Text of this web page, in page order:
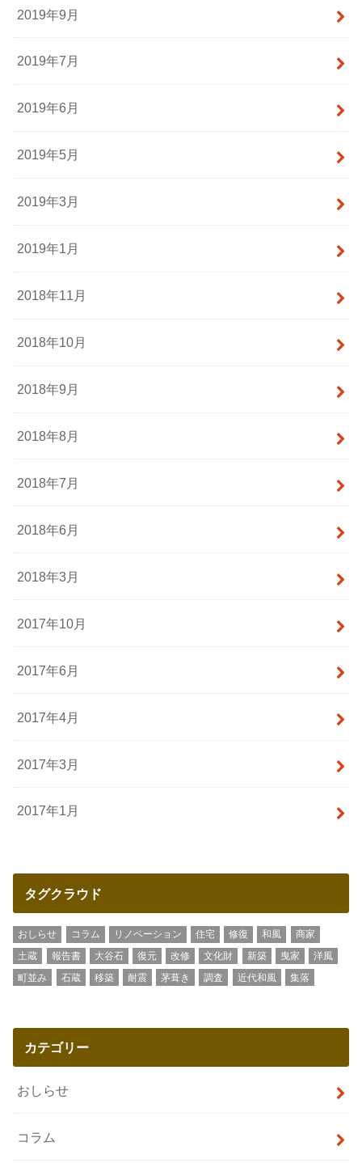
2019年9月
2019年7月
2019年6月
2019年5月
2019年3月
2019年1月
2018年11月
2018年10月
2018年9月
2018年8月
2018年7月
2018年6月
2018年3月
2017年10月
2017年6月
2017年4月
2017年3月
2017年1月
タグクラウド
おしらせ コラム リノベーション 住宅 修復 和風
商家
土蔵
報告書 大谷石 復元 改修 文化財 新築 曳家
洋風
町並み
石蔵 移築 耐震 茅葺き 調査 近代和風 集落
カテゴリー
おしらせ
コラム